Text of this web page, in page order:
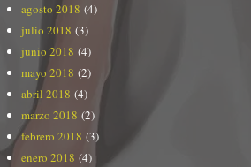
agosto 2018 (4)
julio 2018 (3)
junio 2018 (4)
mayo 2018 (2)
abril 2018 (4)
marzo 2018 (2)
febrero 2018 (3)
enero 2018 (4)